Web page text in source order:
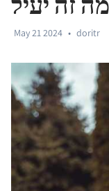
May 21 2024 • doritr